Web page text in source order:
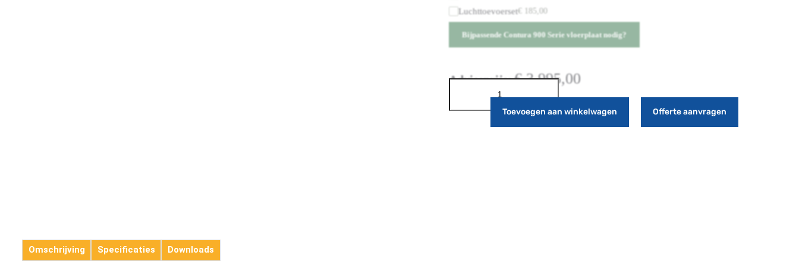
Luchttoevoerset€ 185,00
Bijpassende Contura 900 Serie vloerplaat nodig?
Adviesprijs:€3.995,00
Toevoegen aan winkelwagen Offerte aanvragen
Omschrijving Specificaties Downloads